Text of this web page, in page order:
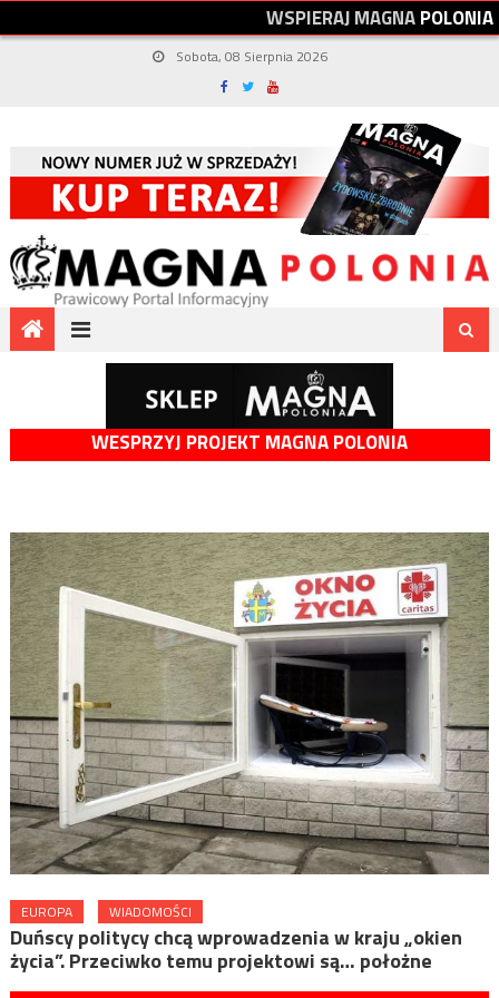
WSPIERAJMAGNAPOLONIA
Sobota, 08 Sierpnia 2026
WESPRZYJ PROJEKT MAGNA POLONIA
EUROPA WIADOMOŚCI
Duńscy politycy chcą wprowadzenia w kraju „okien
życia”. Przeciwko temu projektowi są… położne